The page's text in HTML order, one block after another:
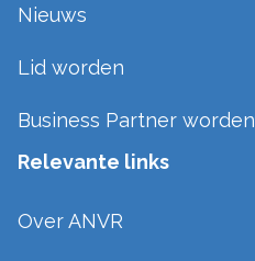
Nieuws
Lid worden
Business Partner worden
Relevante links
Over ANVR